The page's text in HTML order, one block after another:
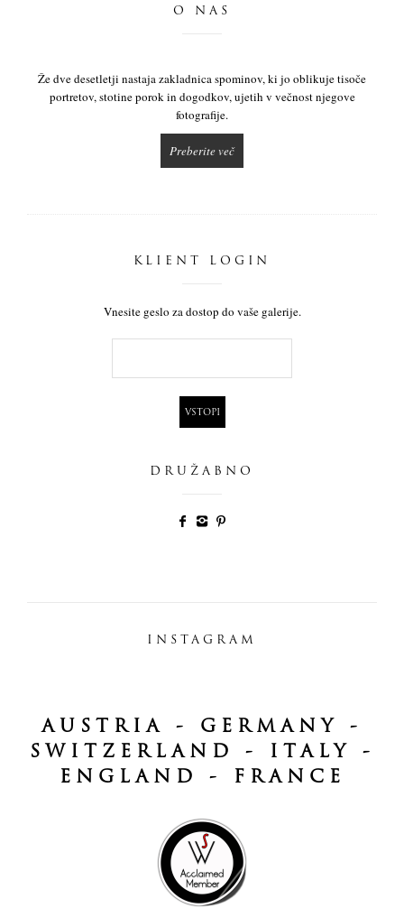
O NAS
Že dve desetletji nastaja zakladnica spominov, ki jo oblikuje tisoče
portretov, stotine porok in dogodkov, ujetih v večnost njegove
fotografije.
Preberite več
KLIENT LOGIN
Vnesite geslo za dostop do vaše galerije.
DRUŽABNO
INSTAGRAM
AUSTRIA - GERMANY -
SWITZERLAND - ITALY -
ENGLAND - FRANCE